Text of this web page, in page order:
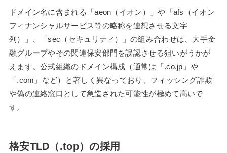
ドメイン名に含まれる「aeon（イオン）」や「afs（イオン
フィナンシャルサービス等の略称を連想させる文字
列）」、「sec（セキュリティ）」の組み合わせは、大手金
融グループやその関連保安部門を誤認させる狙いがうかが
えます。公式組織のドメイン構成（通常は「.co.jp」や
「.com」など）と著しく異なっており、フィッシング詐欺
や偽の連絡窓口として急造された可能性が極めて高いで
す。
格安TLD（.top）の採用